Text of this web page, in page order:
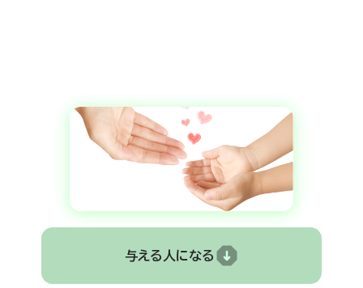
与える人になる